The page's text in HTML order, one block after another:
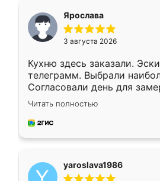
Ярослава
3 августа 2026
Кухню здесь заказали.
телеграмм. Выбрали
Согласовали день для
недели кухня была уже
довольны работой.
мебель за качественную
Читать полностью
yaroslava1986